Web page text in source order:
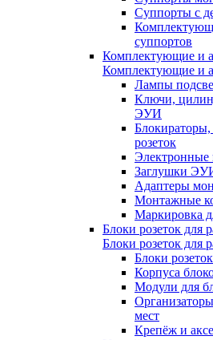
Суппорты с
суппортов
Комплектующие и
Комплектующие и
Лампы
Ключи,
ЭУИ
розеток
Заглушки
Адаптеры
Монтажные
Маркировка
Блоки розеток для
Блоки розеток для
Блоки
Корпуса
Модули для
мест
Крепёж и